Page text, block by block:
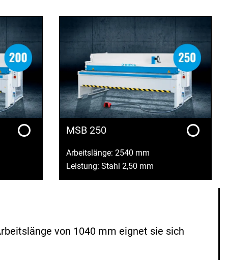
MSB 250
Arbeitslänge: 2540 mm
Leistung: Stahl 2,50 mm
von 1040 mm eignet sie sich